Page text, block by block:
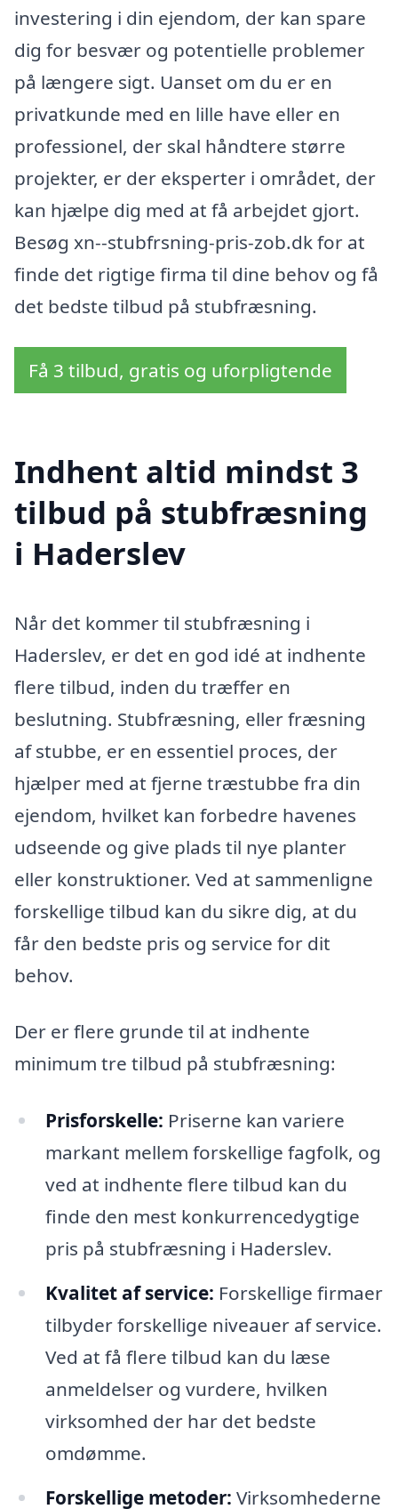
investering i din ejendom, der kan spare
dig for besvær og potentielle problemer
på længere sigt. Uanset om du er en
privatkunde med en lille have eller en
professionel, der skal håndtere større
projekter, er der eksperter i området, der
kan hjælpe dig med at få arbejdet gjort.
Besøg xn--stubfrsning-pris-zob.dk for at
finde det rigtige firma til dine behov og få
det bedste tilbud på stubfræsning.
Få 3 tilbud, gratis og uforpligtende
Indhent altid mindst 3
tilbud på stubfræsning
i Haderslev
Når det kommer til stubfræsning i
Haderslev, er det en god idé at indhente
flere tilbud, inden du træffer en
beslutning. Stubfræsning, eller fræsning
af stubbe, er en essentiel proces, der
hjælper med at fjerne træstubbe fra din
ejendom, hvilket kan forbedre havenes
udseende og give plads til nye planter
eller konstruktioner. Ved at sammenligne
forskellige tilbud kan du sikre dig, at du
får den bedste pris og service for dit
behov.
Der er flere grunde til at indhente
minimum tre tilbud på stubfræsning:
Prisforskelle: Priserne kan variere
markant mellem forskellige fagfolk, og
ved at indhente flere tilbud kan du
finde den mest konkurrencedygtige
pris på stubfræsning i Haderslev.
Kvalitet af service: Forskellige firmaer
tilbyder forskellige niveauer af service.
Ved at få flere tilbud kan du læse
anmeldelser og vurdere, hvilken
virksomhed der har det bedste
omdømme.
Forskellige metoder: Virksomhederne